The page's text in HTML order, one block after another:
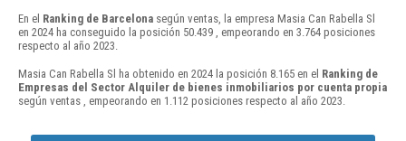
En el Ranking de Barcelona según ventas, la empresa Masia Can Rabella Sl
en 2024 ha conseguido la posición 50.439 , empeorando en 3.764 posiciones
respecto al año 2023.
Masia Can Rabella Sl ha obtenido en 2024 la posición 8.165 en el Ranking de
Empresas del Sector Alquiler de bienes inmobiliarios por cuenta propia
según ventas , empeorando en 1.112 posiciones respecto al año 2023.